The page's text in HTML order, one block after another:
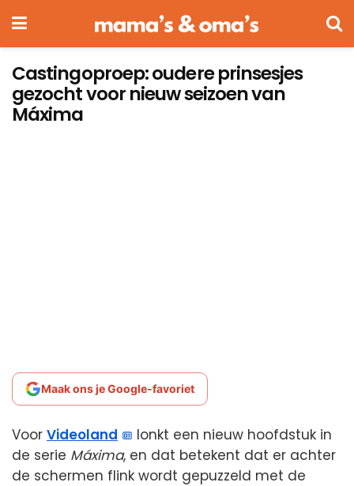
Castingoproep: oudere prinsesjes
gezocht voor nieuw seizoen van
Máxima
Maak ons je Google-favoriet
Voor Videoland
lonkt een nieuw hoofdstuk in
de serie Máxima, en dat betekent dat er achter
de schermen flink wordt gepuzzeld met de